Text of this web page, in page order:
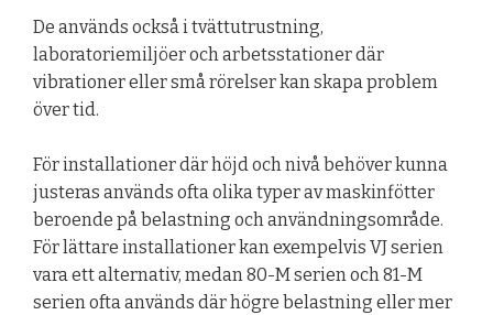
De används också i tvättutrustning,
laboratoriemiljöer och arbetsstationer där
vibrationer eller små rörelser kan skapa problem
över tid.
För installationer där höjd och nivå behöver kunna
justeras används ofta olika typer av maskinfötter
beroende på belastning och användningsområde.
För lättare installationer kan exempelvis VJ serien
vara ett alternativ, medan 80-M serien och 81-M
serien ofta används där högre belastning eller mer